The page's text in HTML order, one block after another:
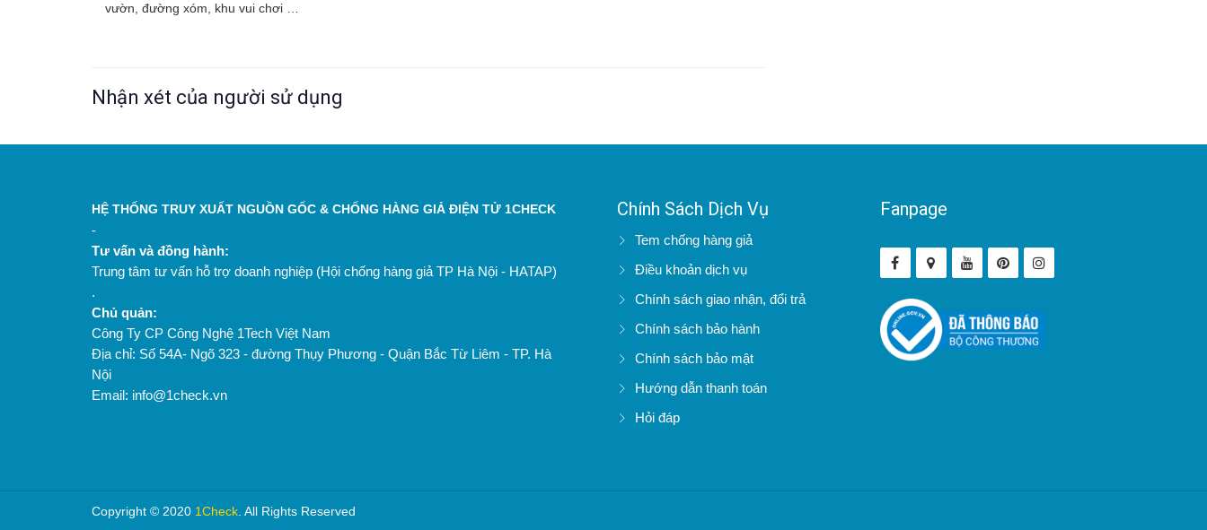
vườn, đường xóm, khu vui chơi …
Nhận xét của người sử dụng
HỆ THỐNG TRUY XUẤT NGUỒN GỐC & CHỐNG HÀNG GIẢ ĐIỆN TỬ 1CHECK
-
Tư vấn và đồng hành:
Trung tâm tư vấn hỗ trợ doanh nghiệp (Hội chống hàng giả TP Hà Nội - HATAP)
.
Chủ quản:
Công Ty CP Công Nghệ 1Tech Việt Nam
Địa chỉ: Số 54A- Ngõ 323 - đường Thụy Phương - Quận Bắc Từ Liêm - TP. Hà
Nội
Email: info@1check.vn
Chính Sách Dịch Vụ
Tem chống hàng giả
Điều khoản dịch vụ
Chính sách giao nhận, đổi trả
Chính sách bảo hành
Chính sách bảo mật
Hướng dẫn thanh toán
Hỏi đáp
Fanpage
Copyright © 2020 1Check . All Rights Reserved